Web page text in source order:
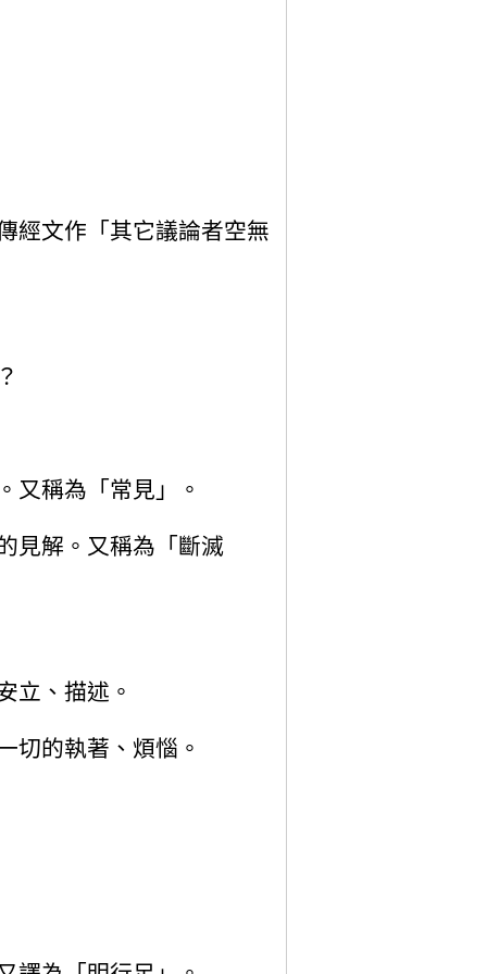
經文作「其它議論者空無
又稱為「常見」。
見解。又稱為「斷滅
立、描述。
切的執著、煩惱。